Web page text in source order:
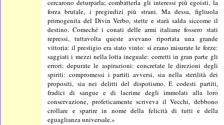
cercarono deturparla; combatterla gli interessi più egoisti, la
forza brutale, i pregiudizi più strani. Ma dessa, figliuola
primogenita del Divin Verbo, stette e starà salda siccome il
destino. Comeché i conati delle armi italiane fossero stati
repressi, tuttavolta queste avevano riportata una grande
vittoria: il prestigio era stato vinto: si erano misurate le forze:
saggiati i mezzi nella lotta ineguale: corretti in gran parte gli
errori: depurate le aspirazioni: concretate le direzioni degli
spiriti: compromessi i partiti avversi, sia nella sterilità dei
propositi, sia nei delitti del dispotismo. E codesti partiti,
fradici di sangue e di lacrime degli immolati alla loro
conservazione, profeticamente scriveva il Vecchi, debbono
crollare e sparire in nome della felicità di tutti e della
eguaglianza universale.»